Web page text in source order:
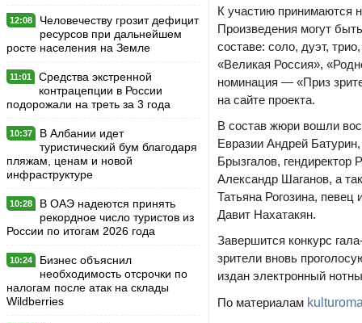
12:08
Человечеству грозит дефицит
ресурсов при дальнейшем
росте населения на Земле
11:01
Средства экстренной
контрацепции в России
подорожали на треть за 3 года
10:37
В Албании идет
туристический бум благодаря
пляжам, ценам и новой
инфраструктуре
10:28
В ОАЭ надеются принять
рекордное число туристов из
России по итогам 2026 года
10:24
Бизнес объяснил
необходимость отсрочки по
налогам после атак на склады
Wildberries
К участию принимаются
Произведения могут
составе: соло, дуэт,
«Великая Россия»,
номинация — «Приз
на сайте проекта.
В состав жюри вошли
Евразии Андрей
Брызгалов, гендиректор
Александр Шаганов, а
Татьяна Рогозина,
Давит Нахатакян.
Завершится конкурс
зрители вновь
издан электронный
По материалам